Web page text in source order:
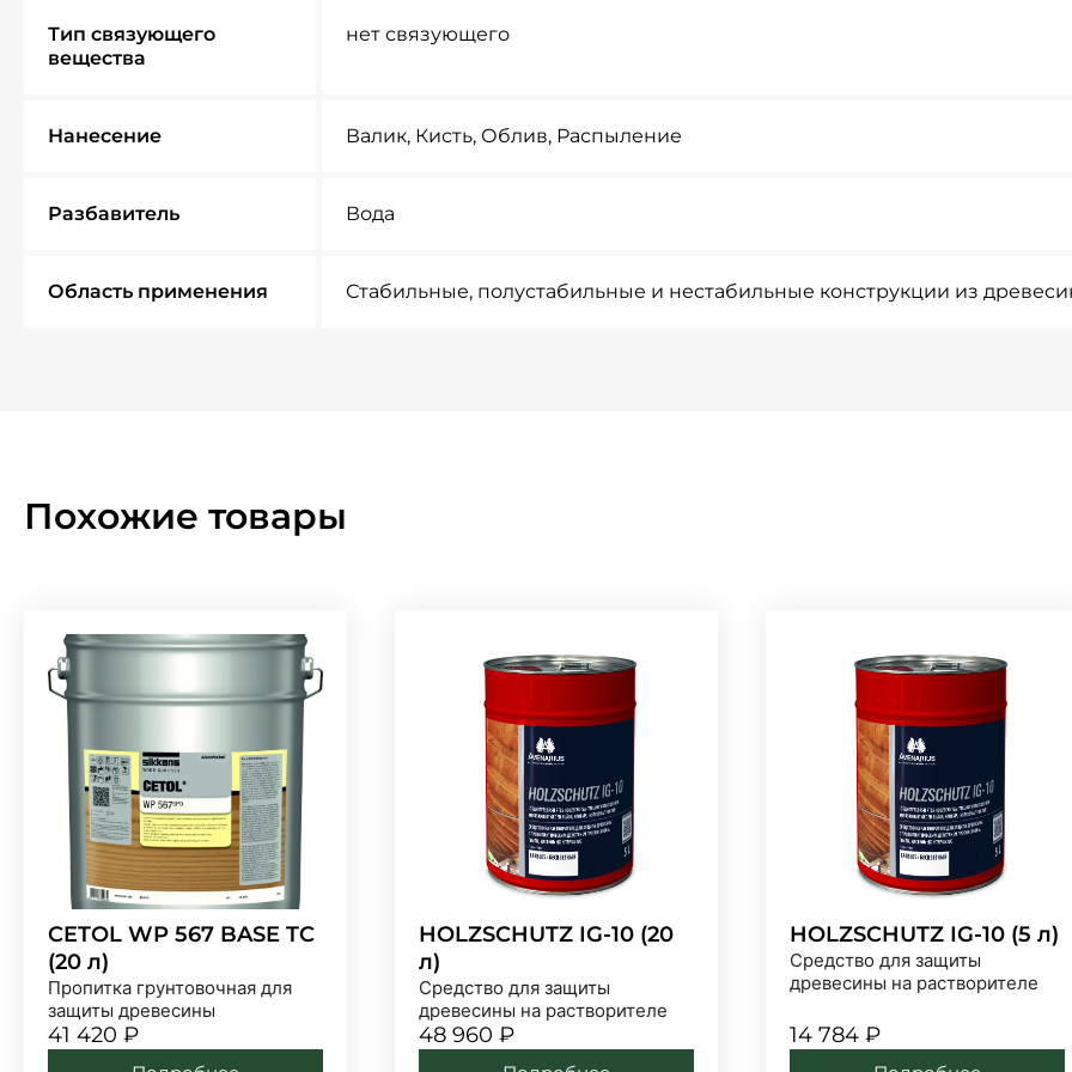
Тип связующего
вещества
нет связующего
Нанесение Валик, Кисть, Облив, Распыление
Разбавитель Вода
Область применения Стабильные, полустабильные и нестабильные конструкции из
Похожие товары
CETOL WP 567 BASE TC
(20 л)
Пропитка грунтовочная для
защиты древесины
41 420 ₽
HOLZSCHUTZ IG-10 (20
л)
Средство для защиты
древесины на растворителе
48 960 ₽
HOLZSCHUTZ IG-10 (5 л)
Средство для защиты
древесины на растворителе
14 784 ₽